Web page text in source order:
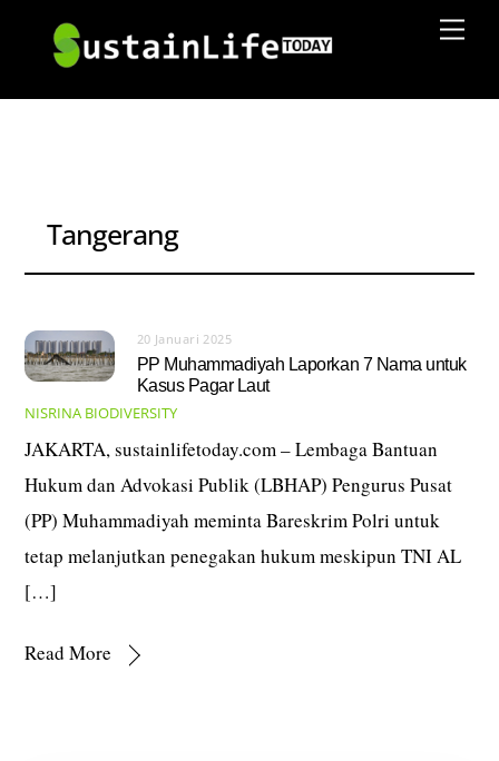
content
Tangerang
20 Januari 2025
PP Muhammadiyah Laporkan 7 Nama untuk
Kasus Pagar Laut
NISRINA BIODIVERSITY
JAKARTA, sustainlifetoday.com – Lembaga Bantuan
Hukum dan Advokasi Publik (LBHAP) Pengurus Pusat
(PP) Muhammadiyah meminta Bareskrim Polri untuk
tetap melanjutkan penegakan hukum meskipun TNI AL
[…]
Read More